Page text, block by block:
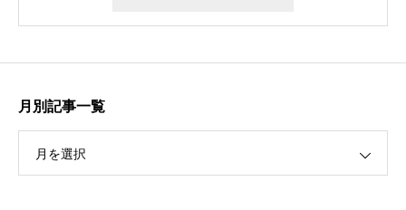
月別記事一覧
月を選択